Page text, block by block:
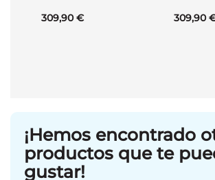
309,90 € 309,90
¡Hemos encontrado
productos que te
gustar!